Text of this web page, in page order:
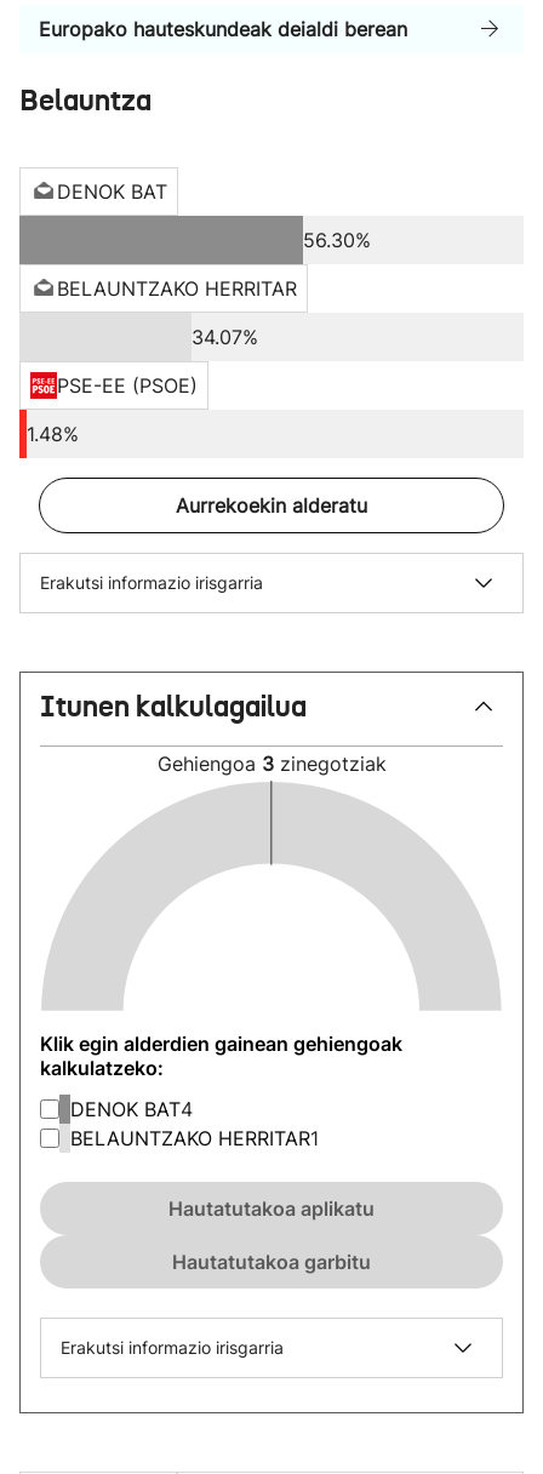
Europako hauteskundeak deialdi berean
Belauntza
DENOK BAT
56.30%
BELAUNTZAKO HERRITAR
34.07%
PSE-EE (PSOE)
1.48%
Aurrekoekin alderatu
Erakutsi informazio irisgarria
Itunen kalkulagailua
Gehiengoa 3 zinegotziak
Klik egin alderdien gainean gehiengoak
kalkulatzeko:
DENOK BAT4
BELAUNTZAKO HERRITAR1
Hautatutakoa aplikatu
Hautatutakoa garbitu
Erakutsi informazio irisgarria